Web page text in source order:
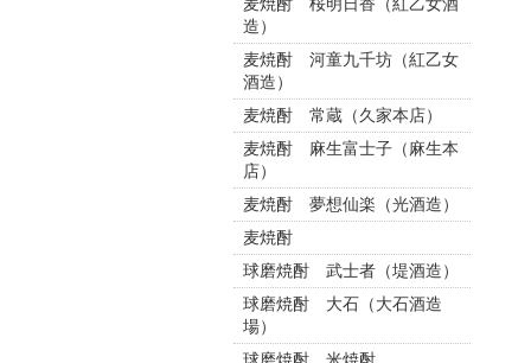
麦焼酎 桜明日香（紅乙女酒
造）
麦焼酎 河童九千坊（紅乙女
酒造）
麦焼酎 常蔵（久家本店）
麦焼酎 麻生富士子（麻生本
店）
麦焼酎 夢想仙楽（光酒造）
麦焼酎
球磨焼酎 武士者（堤酒造）
球磨焼酎 大石（大石酒造
場）